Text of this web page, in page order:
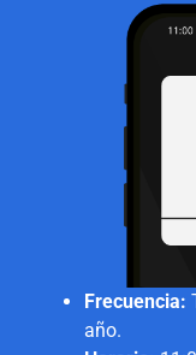
Frecuencia:
año.